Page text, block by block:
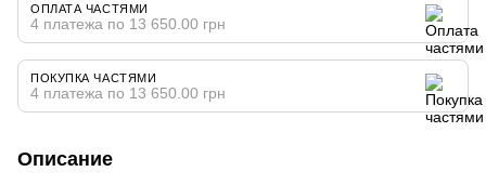
ОПЛАТА ЧАСТЯМИ
4 платежа по 13 650.00 грн
ПОКУПКА ЧАСТЯМИ
4 платежа по 13 650.00 грн
Описание